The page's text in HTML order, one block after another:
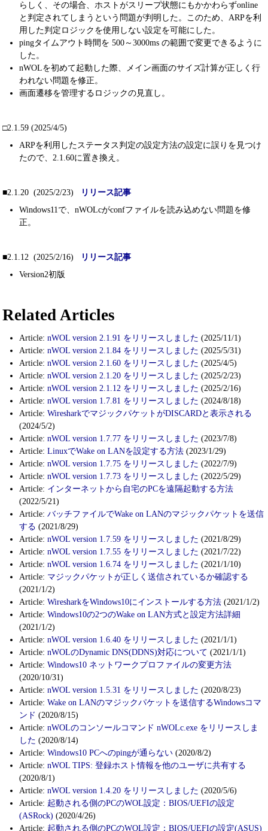
らしく、その場合、ホストがスリープ状態にもかかわらずonline
と判定されてしまうという問題が判明した。このため、ARPを利
用した判定ロジックを使用しない設定を可能にした。
pingタイムアウト時間を 500～3000ms の範囲で変更できるように
した。
nWOLを初めて起動した際、メイン画面のサイズ計算が正しく行
われない問題を修正。
画面遷移を管理するロジックの見直し。
□2.1.59 (2025/4/5)
ARPを利用したステータス判定の設定方法の設定に誤りを見つけ
たので、2.1.60に置き換え。
■2.1.20 (2025/2/23)
リリース記事
Windows11で、nWOLcがconfファイルを読み込めない問題を修
正。
■2.1.12 (2025/2/16)
リリース記事
Version2初版
Related Articles
Article: nWOL version 2.1.91 をリリースしました (2025/11/1)
Article: nWOL version 2.1.84 をリリースしました (2025/5/31)
Article: nWOL version 2.1.60 をリリースしました (2025/4/5)
Article: nWOL version 2.1.20 をリリースしました (2025/2/23)
Article: nWOL version 2.1.12 をリリースしました (2025/2/16)
Article: nWOL version 1.7.81 をリリースしました (2024/8/18)
Article: WiresharkでマジックパケットがDISCARDと表示される
(2024/5/2)
Article: nWOL version 1.7.77 をリリースしました (2023/7/8)
Article: LinuxでWake on LANを設定する方法 (2023/1/29)
Article: nWOL version 1.7.75 をリリースしました (2022/7/9)
Article: nWOL version 1.7.73 をリリースしました (2022/5/29)
Article: インターネットから自宅のPCを遠隔起動する方法
(2022/5/21)
Article: バッチファイルでWake on LANのマジックパケットを送信
する (2021/8/29)
Article: nWOL version 1.7.59 をリリースしました (2021/8/29)
Article: nWOL version 1.7.55 をリリースしました (2021/7/22)
Article: nWOL version 1.6.74 をリリースしました (2021/1/10)
Article: マジックパケットが正しく送信されているか確認する
(2021/1/2)
Article: WiresharkをWindows10にインストールする方法 (2021/1/2)
Article: Windows10の2つのWake on LAN方式と設定方法詳細
(2021/1/2)
Article: nWOL version 1.6.40 をリリースしました (2021/1/1)
Article: nWOLのDynamic DNS(DDNS)対応について (2021/1/1)
Article: Windows10 ネットワークプロファイルの変更方法
(2020/10/31)
Article: nWOL version 1.5.31 をリリースしました (2020/8/23)
Article: Wake on LANのマジックパケットを送信するWindowsコマ
ンド (2020/8/15)
Article: nWOLのコンソールコマンド nWOLc.exe をリリースしま
した (2020/8/14)
Article: Windows10 PCへのpingが通らない (2020/8/2)
Article: nWOL TIPS: 登録ホスト情報を他のユーザに共有する
(2020/8/1)
Article: nWOL version 1.4.20 をリリースしました (2020/5/6)
Article: 起動される側のPCのWOL設定：BIOS/UEFIの設定
(ASRock) (2020/4/26)
Article: 起動される側のPCのWOL設定：BIOS/UEFIの設定(ASUS)